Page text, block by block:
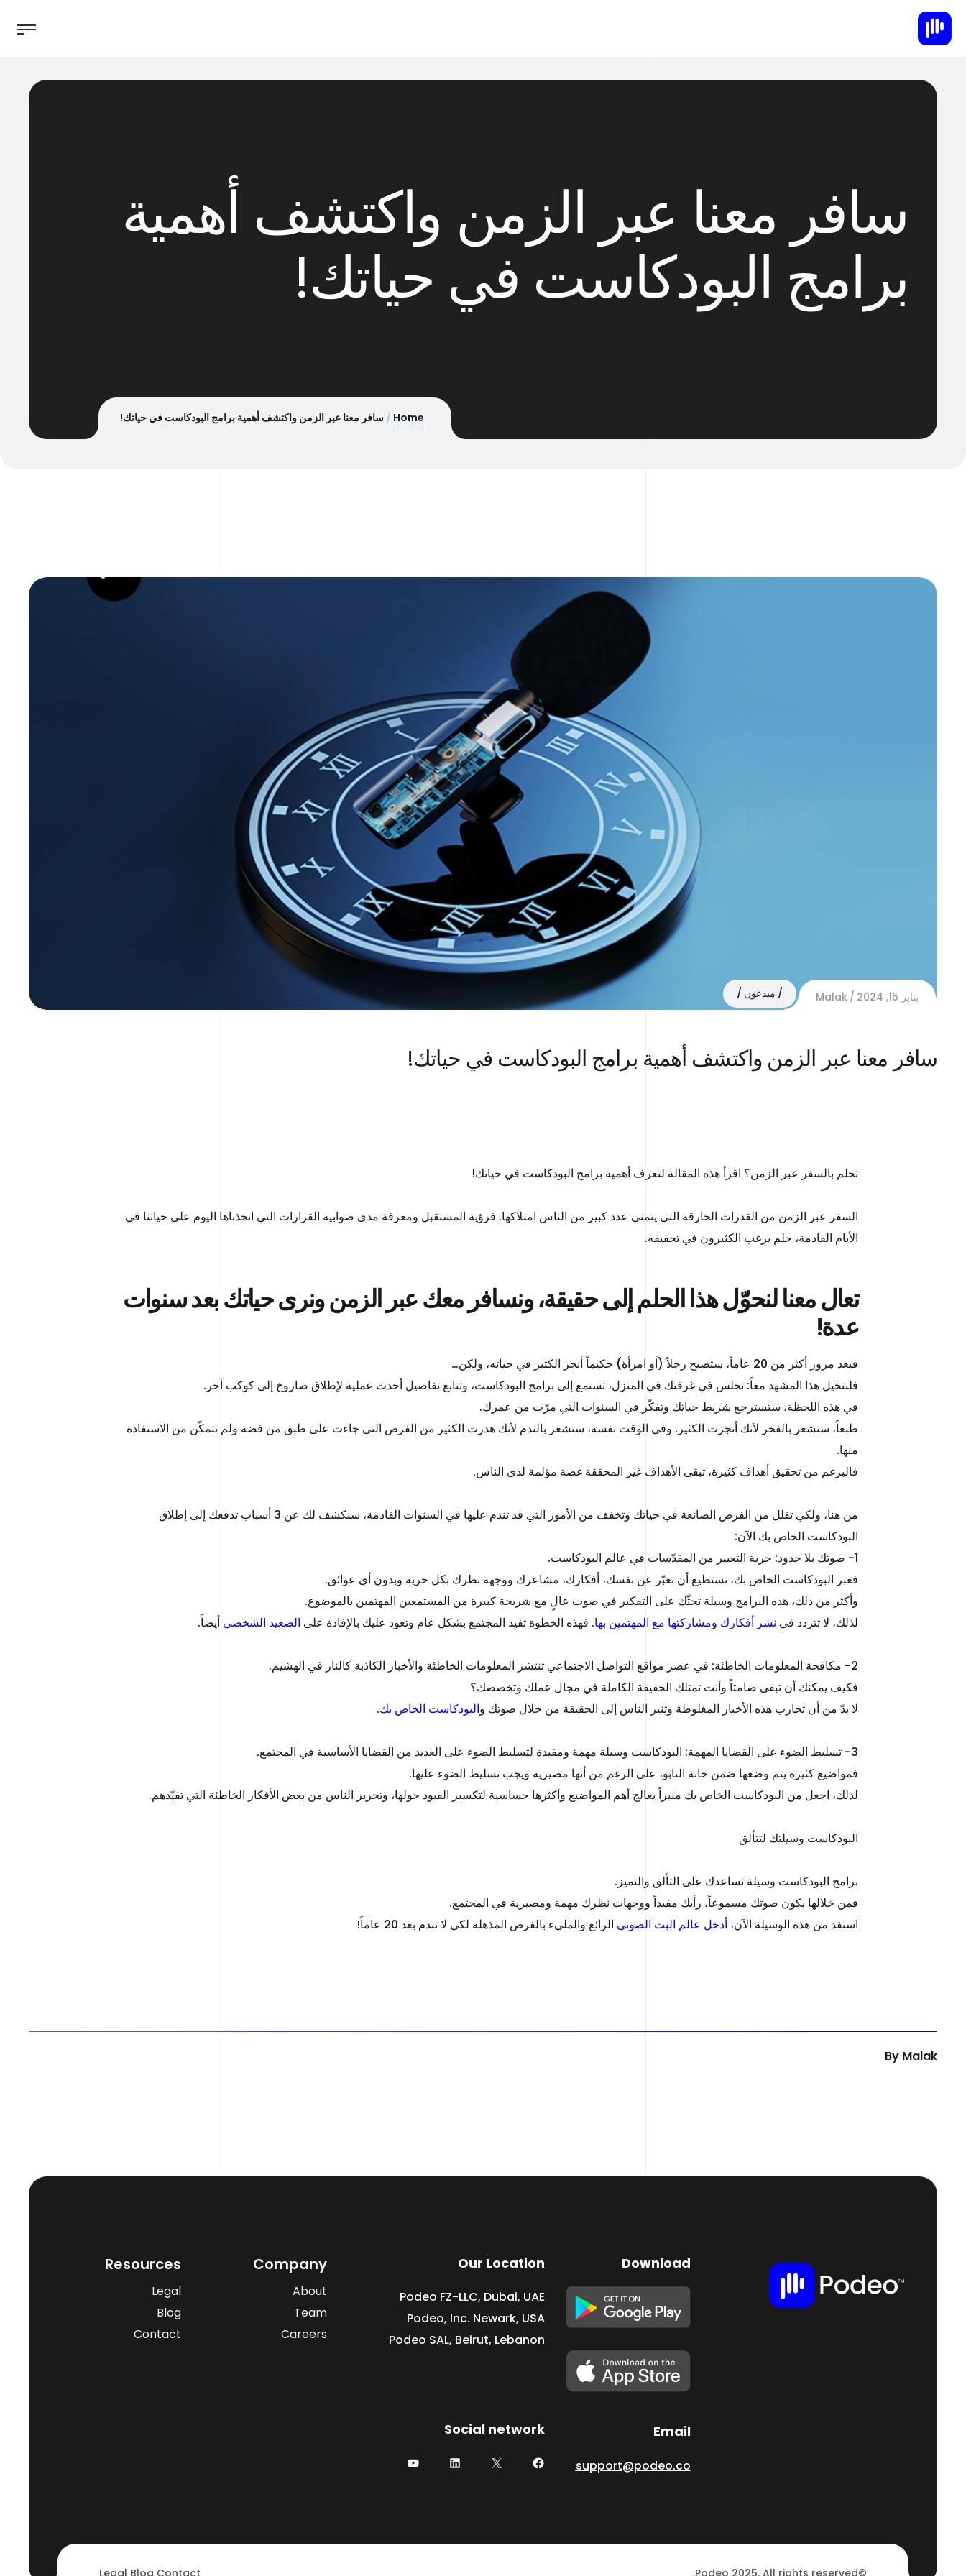
سافر معنا عبر الزمن واكتشف أهمية
برامج البودكاست في حياتك!
Home سافر معنا عبر الزمن واكتشف أهمية برامج البودكاست في حياتك!
يناير 15, 2024 Malak مبدعون
سافر معنا عبر الزمن واكتشف أهمية برامج البودكاست في حياتك!
تحلم بالسفر عبر الزمن؟ اقرأ هذه المقالة لتعرف أهمية برامج البودكاست في حياتك!
السفر عبر الزمن من القدرات الخارقة التي يتمنى عدد كبير من الناس امتلاكها. فرؤية المستقبل ومعرفة مدى صوابية القرارات التي اتخذناها اليوم على حياتنا في
الأيام القادمة، حلم يرغب الكثيرون في تحقيقه.
تعال معنا لنحوّل هذا الحلم إلى حقيقة، ونسافر معك عبر الزمن ونرى حياتك بعد سنوات
عدة!
فبعد مرور أكثر من 20 عاماً، ستصبح رجلاً (أو امرأة) حكيماً أنجز الكثير في حياته، ولكن…
فلنتخيل هذا المشهد معاً: تجلس في غرفتك في المنزل، تستمع إلى برامج البودكاست، وتتابع تفاصيل أحدث عملية لإطلاق صاروخ إلى كوكب آخر.
في هذه اللحظة، ستسترجع شريط حياتك وتفكّر في السنوات التي مرّت من عمرك.
طبعاً، ستشعر بالفخر لأنك أنجزت الكثير. وفي الوقت نفسه، ستشعر بالندم لأنك هدرت الكثير من الفرص التي جاءت على طبق من فضة ولم تتمكّن من الاستفادة
منها.
فالبرغم من تحقيق أهداف كثيرة، تبقى الأهداف غير المحققة غصة مؤلمة لدى الناس.
من هنا، ولكي تقلل من الفرص الضائعة في حياتك وتخفف من الأمور التي قد تندم عليها في السنوات القادمة، سنكشف لك عن 3 أسباب تدفعك إلى إطلاق
البودكاست الخاص بك الآن:
1- صوتك بلا حدود: حرية التعبير من المقدّسات في عالم البودكاست.
فعبر البودكاست الخاص بك، تستطيع أن تعبّر عن نفسك، أفكارك، مشاعرك ووجهة نظرك بكل حرية وبدون أي عوائق.
وأكثر من ذلك، هذه البرامج وسيلة تحثّك على التفكير في صوت عالٍ مع شريحة كبيرة من المستمعين المهتمين بالموضوع.
لذلك، لا تتردد في نشر أفكارك ومشاركتها مع المهتمين بها. فهذه الخطوة تفيد المجتمع بشكل عام وتعود عليك بالإفادة على الصعيد الشخصي أيضاً.
2- مكافحة المعلومات الخاطئة: في عصر مواقع التواصل الاجتماعي تنتشر المعلومات الخاطئة والأخبار الكاذبة كالنار في الهشيم.
فكيف يمكنك أن تبقى صامتاً وأنت تمتلك الحقيقة الكاملة في مجال عملك وتخصصك؟
لا بدّ من أن تحارب هذه الأخبار المغلوطة وتنير الناس إلى الحقيقة من خلال صوتك والبودكاست الخاص بك.
3- تسليط الضوء على القضايا المهمة: البودكاست وسيلة مهمة ومفيدة لتسليط الضوء على العديد من القضايا الأساسية في المجتمع.
فمواضيع كثيرة يتم وضعها ضمن خانة التابو، على الرغم من أنها مصيرية ويجب تسليط الضوء عليها.
لذلك، اجعل من البودكاست الخاص بك منبراً يعالج أهم المواضيع وأكثرها حساسية لتكسير القيود حولها، وتحرير الناس من بعض الأفكار الخاطئة التي تقيّدهم.
البودكاست وسيلتك لتتألق
برامج البودكاست وسيلة تساعدك على التألق والتميز.
فمن خلالها يكون صوتك مسموعاً، رأيك مفيداً ووجهات نظرك مهمة ومصيرية في المجتمع.
استفد من هذه الوسيلة الآن، أدخل عالم البث الصوتي الرائع والمليء بالفرص المذهلة لكي لا تندم بعد 20 عاماً!
By Malak
Download
Email
support@podeo.co
Our Location
Podeo FZ-LLC, Dubai, UAE
Podeo, Inc. Newark, USA
Podeo SAL, Beirut, Lebanon
Social network
Company
About
Team
Careers
Resources
Legal
Blog
Contact
©Podeo 2025. All rights reserved.
Legal Blog Contact